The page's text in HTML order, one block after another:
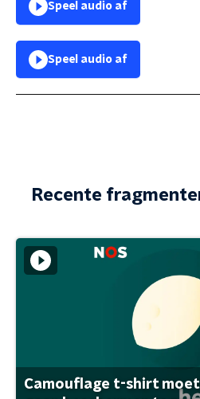
Speel audio af
Speel audio af
Recente
Camouflage t-shirt